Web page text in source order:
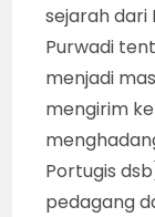
sejarah dari
Purwadi
menjadi
mengirim
Portugis
pedagang